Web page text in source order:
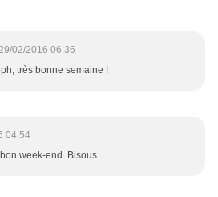
02/2016 06:36
très bonne semaine !
04:54
week-end. Bisous